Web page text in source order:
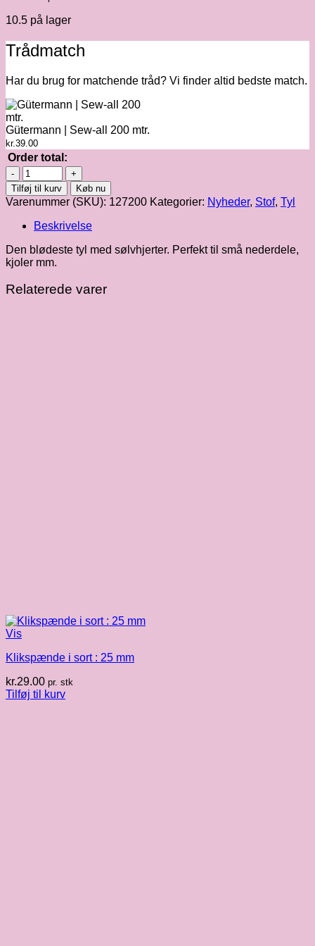
10.5 på lager
Trådmatch
Har du brug for matchende tråd? Vi finder altid bedste match.
Gütermann | Sew-all 200 mtr.
kr.39.00
Order total:
Hvid
tyl
med
sølvhjerter
antal
Tilføj til kurv Køb nu
Varenummer (SKU): 127200 Kategorier: Nyheder, Stof, Tyl
Beskrivelse
Den blødeste tyl med sølvhjerter. Perfekt til små nederdele,
kjoler mm.
Relaterede varer
Vis
Klikspænde i sort : 25 mm
kr.29.00 pr. stk
Tilføj til kurv